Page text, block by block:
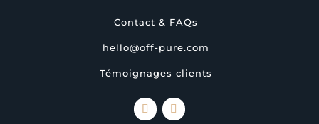
Contact & FAQs
hello@off-pure.com
Témoignages clients